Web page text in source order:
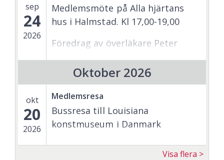
sep
24
2026
Medlemsmöte på Alla hjärtans
hus i Halmstad. Kl 17,00-19,00
Föredrag av överläkare Peter
inom röntgen.
Oktober 2026
okt
20
2026
Medlemsresa
Bussresa till Louisiana
konstmuseum i Danmark
Visa flera